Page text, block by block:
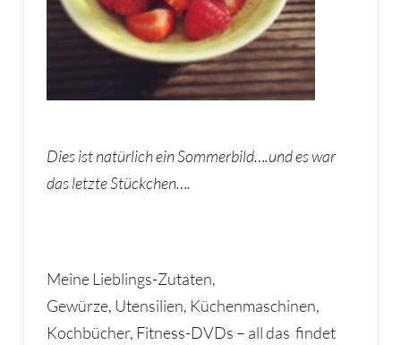
Dies ist natürlich ein Sommerbild….und es war
das letzte Stückchen….
Meine Lieblings-Zutaten,
Gewürze, Utensilien, Küchenmaschinen,
Kochbücher, Fitness-DVDs – all das findet